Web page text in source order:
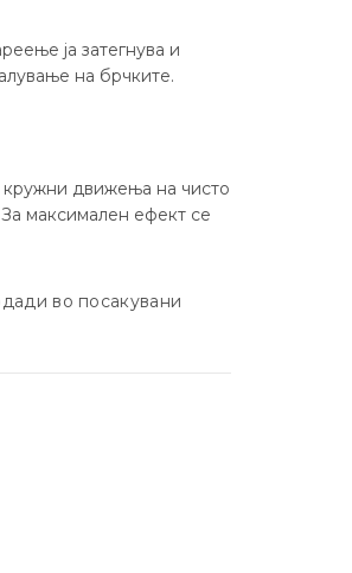
ја затегнува и
на брчките.
кружни движења на чисто
За максимален ефект се
во посакувани